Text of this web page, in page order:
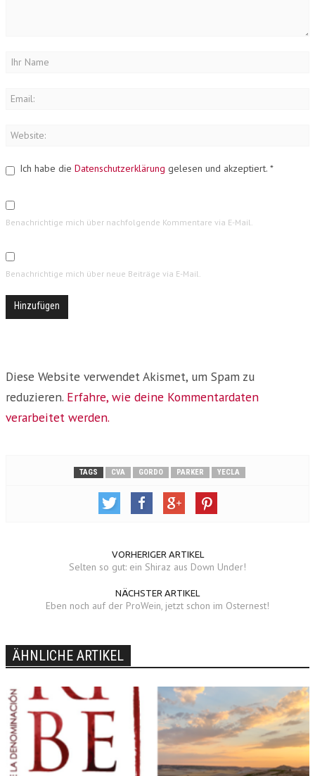
Ich habe die Datenschutzerklärung gelesen und akzeptiert. *
Benachrichtige mich über nachfolgende Kommentare via E-Mail.
Benachrichtige mich über neue Beiträge via E-Mail.
Diese Website verwendet Akismet, um Spam zu
reduzieren. Erfahre, wie deine Kommentardaten
verarbeitet werden.
TAGS CVA GORDO PARKER YECLA
VORHERIGER ARTIKEL
Selten so gut: ein Shiraz aus Down Under!
NÄCHSTER ARTIKEL
Eben noch auf der ProWein, jetzt schon im Osternest!
ÄHNLICHE ARTIKEL